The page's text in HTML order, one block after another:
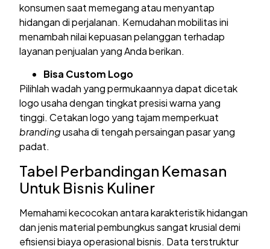
konsumen saat memegang atau menyantap
hidangan di perjalanan. Kemudahan mobilitas ini
menambah nilai kepuasan pelanggan terhadap
layanan penjualan yang Anda berikan.
Bisa Custom Logo
Pilihlah wadah yang permukaannya dapat dicetak
logo usaha dengan tingkat presisi warna yang
tinggi. Cetakan logo yang tajam memperkuat
brandingusaha di tengah persaingan pasar yang
padat.
Tabel Perbandingan Kemasan
Untuk Bisnis Kuliner
Memahami kecocokan antara karakteristik hidangan
dan jenis material pembungkus sangat krusial demi
efisiensi biaya operasional bisnis. Data terstruktur